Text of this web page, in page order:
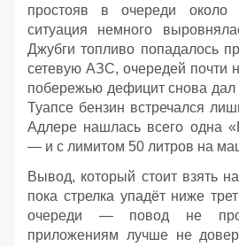
простояв в очереди около
ситуация немного
Джубги топливо попадалось
сетевую АЗС, очередей почти
побережью дефицит снова дал
Туапсе бензин встречался
Адлере нашлась всего одна
— и с лимитом 50 литров на
Вывод, который стоит взять
пока стрелка упадёт ниже
очереди — повод не
приложениям лучше не